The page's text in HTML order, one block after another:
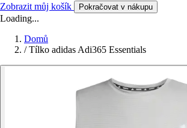
Zobrazit můj košík Pokračovat v nákupu
Loading...
Domů
/ Tílko adidas Adi365 Essentials